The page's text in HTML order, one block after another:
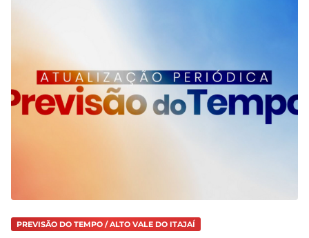
PREVISÃO DO TEMPO / ALTO VALE DO ITAJAÍ